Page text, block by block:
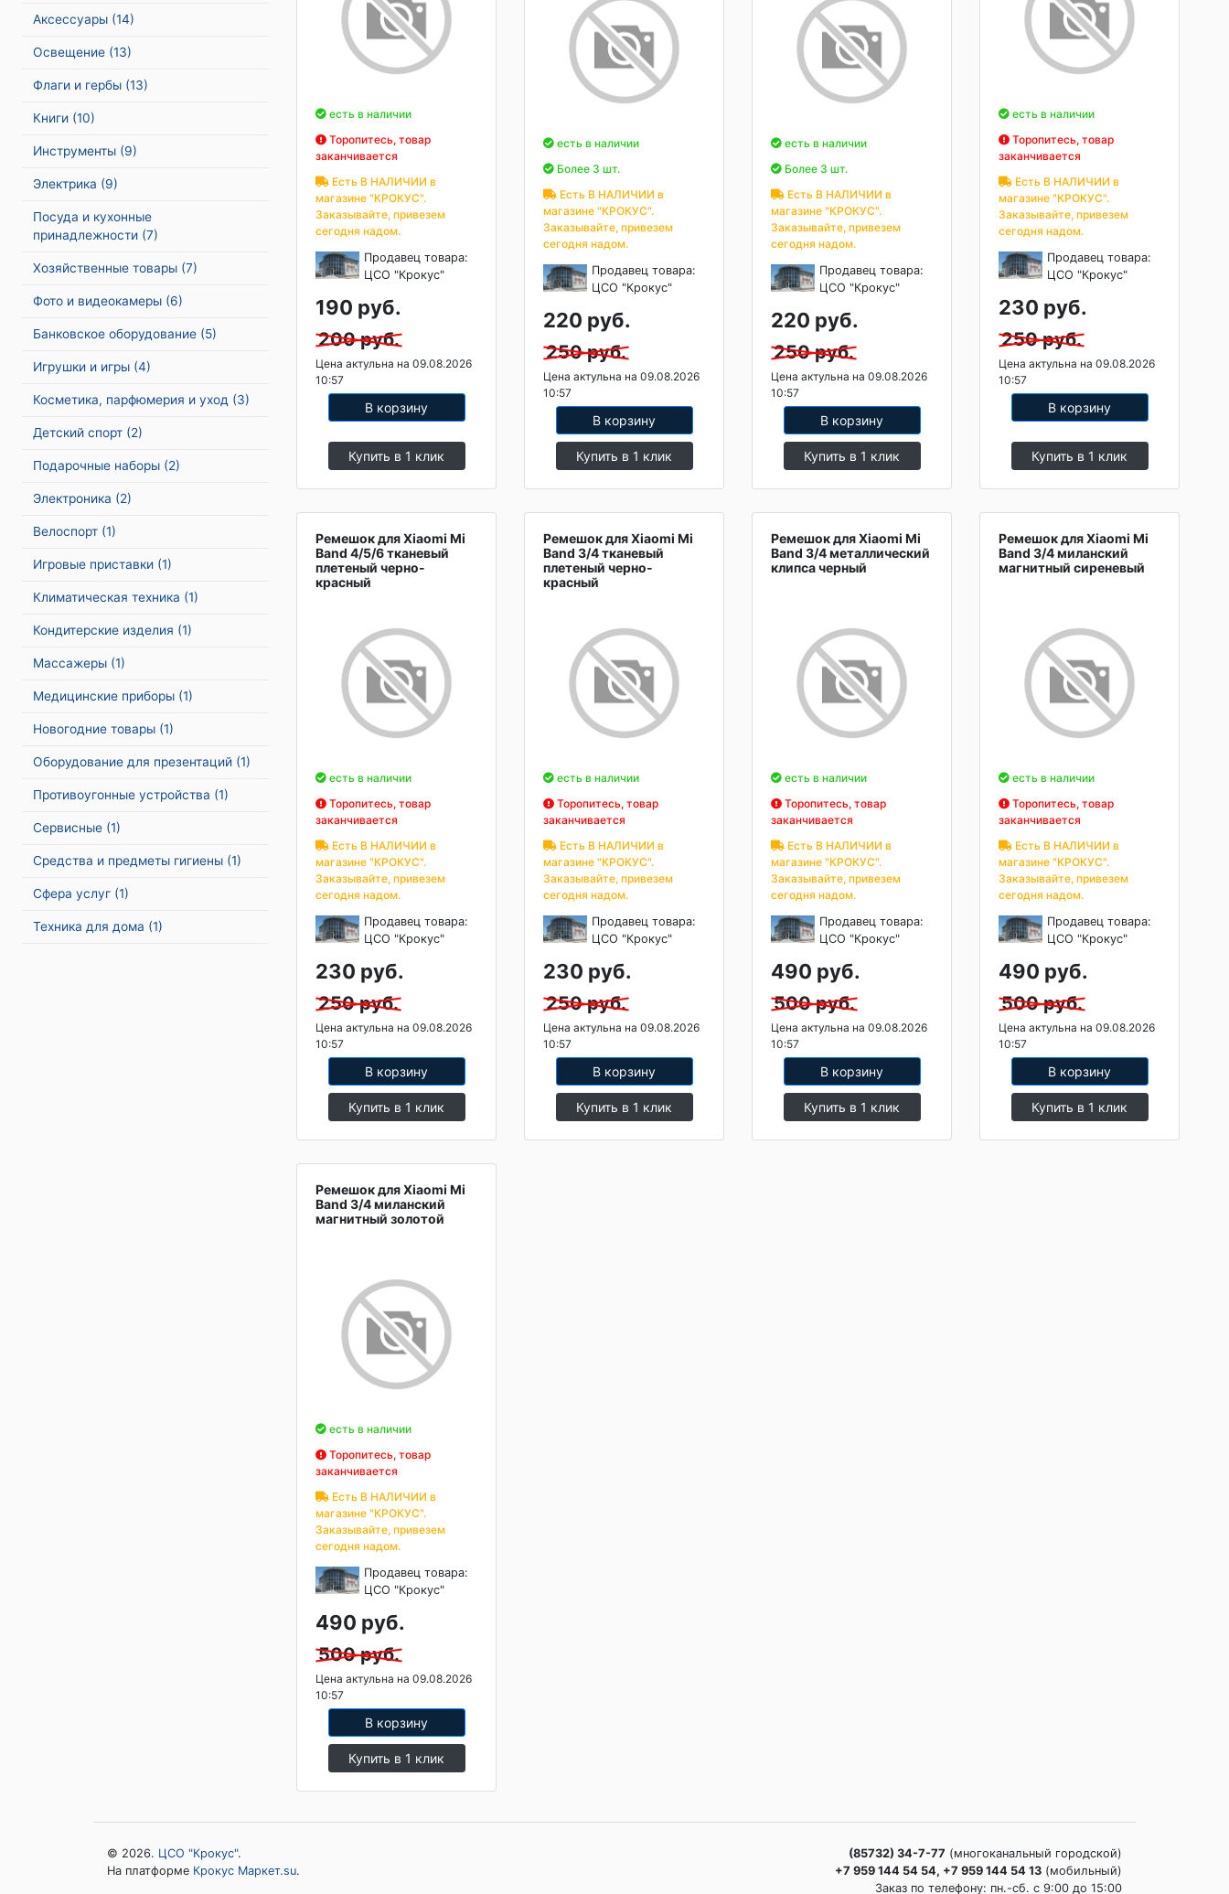
Аксессуары (14)
Освещение (13)
Флаги и гербы (13)
Книги (10)
Инструменты (9)
Электрика (9)
Посуда и кухонные
принадлежности (7)
Хозяйственные товары (7)
Фото и видеокамеры (6)
Банковское оборудование (5)
Игрушки и игры (4)
Косметика, парфюмерия и уход (3)
Детский спорт (2)
Подарочные наборы (2)
Электроника (2)
Велоспорт (1)
Игровые приставки (1)
Климатическая техника (1)
Кондитерские изделия (1)
Массажеры (1)
Медицинские приборы (1)
Новогодние товары (1)
Оборудование для презентаций (1)
Противоугонные устройства (1)
Сервисные (1)
Средства и предметы гигиены (1)
Сфера услуг (1)
Техника для дома (1)
есть в наличии
Торопитесь, товар
заканчивается
Есть В НАЛИЧИИ в
магазине "КРОКУС".
Заказывайте, привезем
сегодня надом.
Продавец товара:
ЦСО "Крокус"
190 руб.
200 руб.
Цена актульна на 09.08.2026
10:57
В корзину
Купить в 1 клик
есть в наличии
Более 3 шт.
Есть В НАЛИЧИИ в
магазине "КРОКУС".
Заказывайте, привезем
сегодня надом.
Продавец товара:
ЦСО "Крокус"
220 руб.
250 руб.
Цена актульна на 09.08.2026
10:57
В корзину
Купить в 1 клик
есть в наличии
Более 3 шт.
Есть В НАЛИЧИИ в
магазине "КРОКУС".
Заказывайте, привезем
сегодня надом.
Продавец товара:
ЦСО "Крокус"
220 руб.
250 руб.
Цена актульна на 09.08.2026
10:57
В корзину
Купить в 1 клик
есть в наличии
Торопитесь, товар
заканчивается
Есть В НАЛИЧИИ в
магазине "КРОКУС".
Заказывайте, привезем
сегодня надом.
Продавец товара:
ЦСО "Крокус"
230 руб.
250 руб.
Цена актульна на 09.08.2026
10:57
В корзину
Купить в 1 клик
Ремешок для Xiaomi Mi
Band 4/5/6 тканевый
плетеный черно-
красный
есть в наличии
Торопитесь, товар
заканчивается
Есть В НАЛИЧИИ в
магазине "КРОКУС".
Заказывайте, привезем
сегодня надом.
Продавец товара:
ЦСО "Крокус"
230 руб.
250 руб.
Цена актульна на 09.08.2026
10:57
В корзину
Купить в 1 клик
Ремешок для Xiaomi Mi
Band 3/4 тканевый
плетеный черно-
красный
есть в наличии
Торопитесь, товар
заканчивается
Есть В НАЛИЧИИ в
магазине "КРОКУС".
Заказывайте, привезем
сегодня надом.
Продавец товара:
ЦСО "Крокус"
230 руб.
250 руб.
Цена актульна на 09.08.2026
10:57
В корзину
Купить в 1 клик
Ремешок для Xiaomi Mi
Band 3/4 металлический
клипса черный
есть в наличии
Торопитесь, товар
заканчивается
Есть В НАЛИЧИИ в
магазине "КРОКУС".
Заказывайте, привезем
сегодня надом.
Продавец товара:
ЦСО "Крокус"
490 руб.
500 руб.
Цена актульна на 09.08.2026
10:57
В корзину
Купить в 1 клик
Ремешок для Xiaomi Mi
Band 3/4 миланский
магнитный сиреневый
есть в наличии
Торопитесь, товар
заканчивается
Есть В НАЛИЧИИ в
магазине "КРОКУС".
Заказывайте, привезем
сегодня надом.
Продавец товара:
ЦСО "Крокус"
490 руб.
500 руб.
Цена актульна на 09.08.2026
10:57
В корзину
Купить в 1 клик
Ремешок для Xiaomi Mi
Band 3/4 миланский
магнитный золотой
есть в наличии
Торопитесь, товар
заканчивается
Есть В НАЛИЧИИ в
магазине "КРОКУС".
Заказывайте, привезем
сегодня надом.
Продавец товара:
ЦСО "Крокус"
490 руб.
500 руб.
Цена актульна на 09.08.2026
10:57
В корзину
Купить в 1 клик
© 2026. ЦСО "Крокус".
На платформе Крокус Маркет.su.
(85732) 34-7-77 (многоканальный городской)
+7 959 144 54 54, +7 959 144 54 13 (мобильный)
Заказ по телефону: пн.-сб. c 9:00 до 15:00